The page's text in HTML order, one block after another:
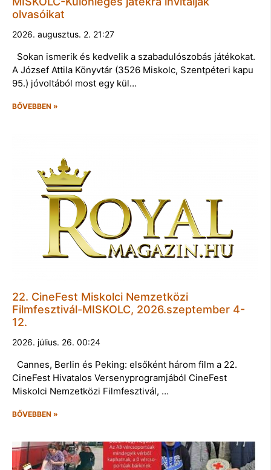
olvasóikat
2026. augusztus. 2. 21:27
Sokan ismerik és kedvelik a szabadulószobás játékokat.
A József Attila Könyvtár (3526 Miskolc, Szentpéteri kapu
95.) jóvoltából most egy kül…
BŐVEBBEN »
22. CineFest Miskolci Nemzetközi
Filmfesztivál-MISKOLC, 2026.szeptember 4-
12.
2026. július. 26. 00:24
Cannes, Berlin és Peking: elsőként három film a 22.
CineFest Hivatalos Versenyprogramjából CineFest
Miskolci Nemzetközi Filmfesztivál, …
BŐVEBBEN »